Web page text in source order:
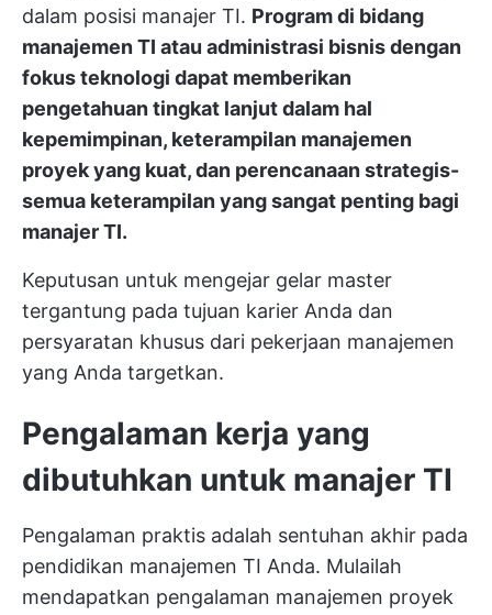
dalam posisi manajer TI. Program di bidang
manajemen TI atau administrasi bisnis dengan
fokus teknologi dapat memberikan
pengetahuan tingkat lanjut dalam hal
kepemimpinan, keterampilan manajemen
proyek yang kuat, dan perencanaan strategis-
semua keterampilan yang sangat penting bagi
manajer TI.
Keputusan untuk mengejar gelar master
tergantung pada tujuan karier Anda dan
persyaratan khusus dari pekerjaan manajemen
yang Anda targetkan.
Pengalaman kerja yang
dibutuhkan untuk manajer TI
Pengalaman praktis adalah sentuhan akhir pada
pendidikan manajemen TI Anda. Mulailah
mendapatkan pengalaman manajemen proyek